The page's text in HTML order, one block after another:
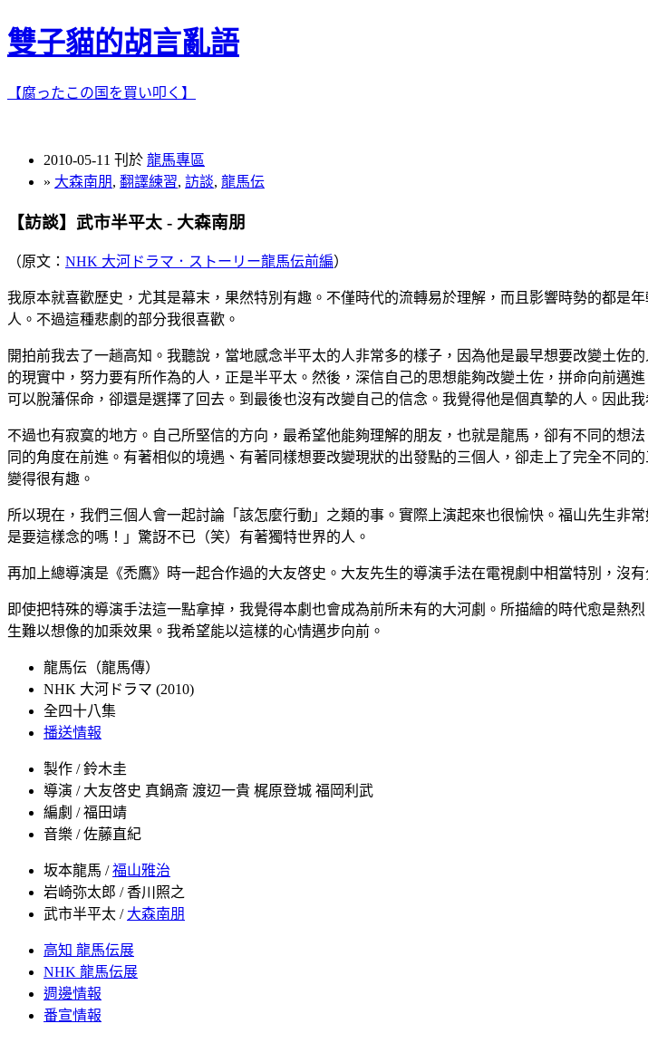
雙子貓的胡言亂語
【腐ったこの国を買い叩く】
2010-05-11 刊於 龍馬專區
» 大森南朋, 翻譯練習, 訪談, 龍馬伝
【訪談】武市半平太 - 大森南朋
（原文： NHK 大河ドラマ．ストーリー龍馬伝前編）
我原本就喜歡歷史，尤其是幕末，果然特別有趣。不僅時代的流轉易於理解，而且影響時勢的都是
人。不過這種悲劇的部分我很喜歡。
開拍前我去了一趟高知。我聽說，當地感念半平太的人非常多的樣子，因為他是最早想要改變土佐
的現實中，努力要有所作為的人，正是半平太。然後，深信自己的思想能夠改變土佐，拼命向前邁
可以脫藩保命，卻還是選擇了回去。到最後也沒有改變自己的信念。我覺得他是個真摯的人。因此
不過也有寂寞的地方。自己所堅信的方向，最希望他能夠理解的朋友，也就是龍馬，卻有不同的想
同的角度在前進。有著相似的境遇、有著同樣想要改變現狀的出發點的三個人，卻走上了完全不
變得很有趣。
所以現在，我們三個人會一起討論「該怎麼行動」之類的事。實際上演起來也很愉快。福山先生非
是要這樣念的嗎！」驚訝不已（笑）有著獨特世界的人。
再加上總導演是《禿鷹》時一起合作過的大友啓史。大友先生的導演手法在電視劇中相當特別，沒
即使把特殊的導演手法這一點拿掉，我覺得本劇也會成為前所未有的大河劇。所描繪的時代愈是
生難以想像的加乘效果。我希望能以這樣的心情邁步向前。
龍馬伝（龍馬傳）
NHK 大河ドラマ (2010)
全四十八集
播送情報
製作 / 鈴木圭
導演 / 大友啓史 真鍋斎 渡辺一貴 梶原登城 福岡利武
編劇 / 福田靖
音樂 / 佐藤直紀
坂本龍馬 /福山雅治
岩崎弥太郎 / 香川照之
武市半平太 / 大森南朋
高知 龍馬伝展
NHK 龍馬伝展
週邊情報
番宣情報